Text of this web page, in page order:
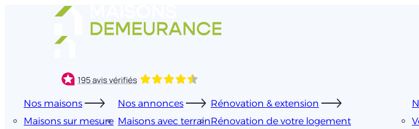
Nos maisons
Maisons sur mesure
Nos annonces
Maisons avec terrain
Rénovation & extension
Rénovation de votre logement